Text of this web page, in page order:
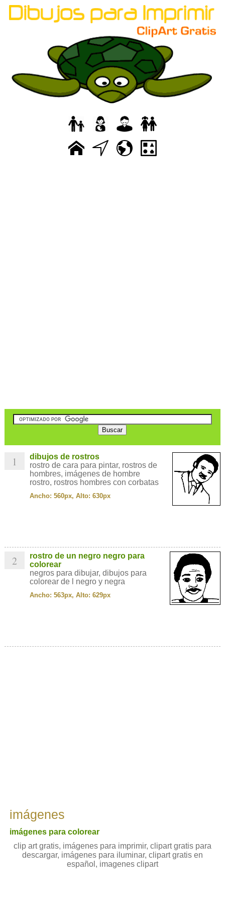
1
dibujos de rostros
rostro de cara para pintar, rostros de
hombres, imágenes de hombre
rostro, rostros hombres con corbatas
Ancho: 560px, Alto: 630px
2
rostro de un negro negro para
colorear
negros para dibujar, dibujos para
colorear de l negro y negra
Ancho: 563px, Alto: 629px
imágenes
imágenes para colorear
clip art gratis, imágenes para imprimir, clipart gratis para
descargar, imágenes para iluminar, clipart gratis en
español, imagenes clipart